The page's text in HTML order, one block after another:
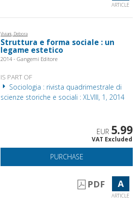
ARTICLE
Viviani, Debora
Struttura e forma sociale : un
legame estetico
2014 - Gangemi Editore
IS PART OF
Sociologia : rivista quadrimestrale di
scienze storiche e sociali : XLVIII, 1, 2014
EUR 5.99
VAT Excluded
PURCHASE
PDF A
ARTICLE